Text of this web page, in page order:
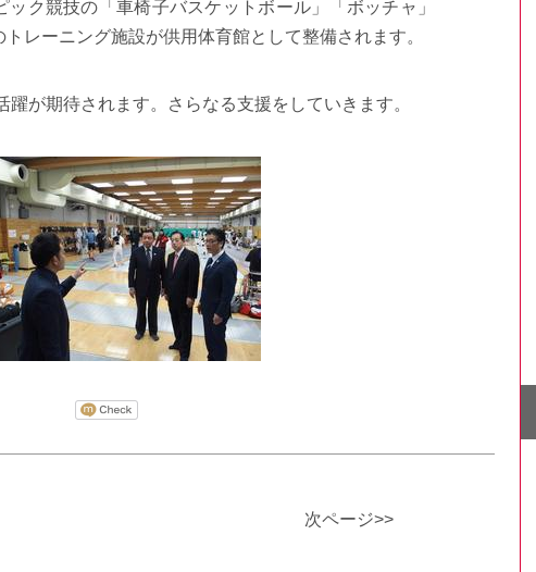
ク競技の「車椅子バスケットボール」「ボッチャ」
レーニング施設が供用体育館として整備されます。
躍が期待されます。さらなる支援をしていきます。
次ページ>>